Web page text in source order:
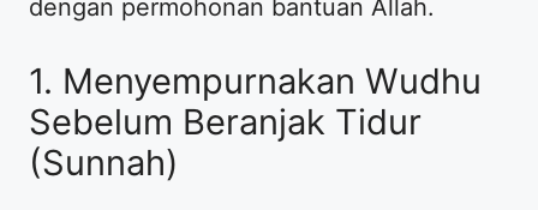
dengan permohonan bantuan Allah.
1. Menyempurnakan Wudhu
Sebelum Beranjak Tidur
(Sunnah)